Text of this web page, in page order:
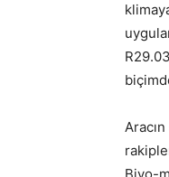
Aracın